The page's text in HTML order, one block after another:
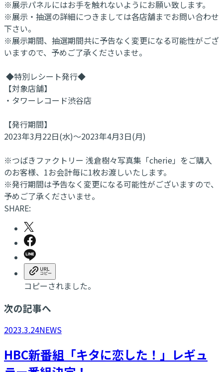
※展示パネルにはお手を触れないようにお願い致します。
※展示・抽選の詳細につきましては各店舗までお問い合わせ
下さい。
※展示期間、抽選期間共に予告なく変更になる可能性がござ
いますので、予めご了承くださいませ。
◆特別レシート発行◆
【対象店舗】
・タワーレコード渋谷店
【発行期間】
2023年3月22日(水)～2023年4月3日(月)
※つばきファクトリー 浅倉樹々写真集「cherie」をご購入
のお客様、1お会計毎に1枚お渡しいたします。
※発行期間は予告なく変更になる可能性がございますので、
予めご了承くださいませ。
SHARE:
コピーされました。
次の記事へ
2023.3.24NEWS
HBC新番組「キタに恋した！」レギュ